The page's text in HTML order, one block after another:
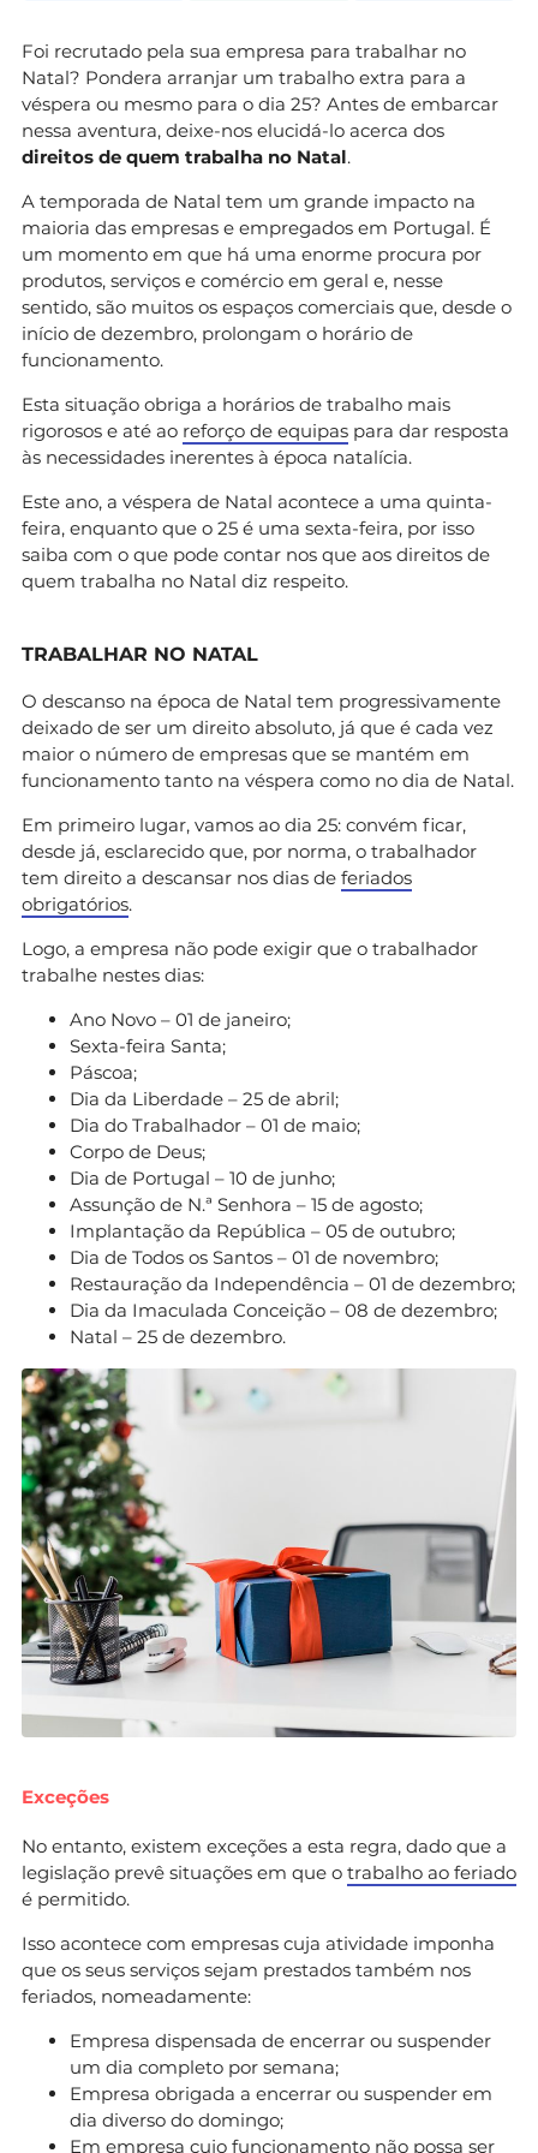
Foi recrutado pela sua empresa para trabalhar no
Natal? Pondera arranjar um trabalho extra para a
véspera ou mesmo para o dia 25? Antes de embarcar
nessa aventura, deixe-nos elucidá-lo acerca dos
direitos de quem trabalha no Natal.
A temporada de Natal tem um grande impacto na
maioria das empresas e empregados em Portugal. É
um momento em que há uma enorme procura por
produtos, serviços e comércio em geral e, nesse
sentido, são muitos os espaços comerciais que, desde o
início de dezembro, prolongam o horário de
funcionamento.
Esta situação obriga a horários de trabalho mais
rigorosos e até ao reforço de equipas para dar resposta
às necessidades inerentes à época natalícia.
Este ano, a véspera de Natal acontece a uma quinta-
feira, enquanto que o 25 é uma sexta-feira, por isso
saiba com o que pode contar nos que aos direitos de
quem trabalha no Natal diz respeito.
TRABALHAR NO NATAL
O descanso na época de Natal tem progressivamente
deixado de ser um direito absoluto, já que é cada vez
maior o número de empresas que se mantém em
funcionamento tanto na véspera como no dia de Natal.
Em primeiro lugar, vamos ao dia 25: convém ficar,
desde já, esclarecido que, por norma, o trabalhador
tem direito a descansar nos dias de feriados
obrigatórios.
Logo, a empresa não pode exigir que o trabalhador
trabalhe nestes dias:
Ano Novo – 01 de janeiro;
Sexta-feira Santa;
Páscoa;
Dia da Liberdade – 25 de abril;
Dia do Trabalhador – 01 de maio;
Corpo de Deus;
Dia de Portugal – 10 de junho;
Assunção de N.ª Senhora – 15 de agosto;
Implantação da República – 05 de outubro;
Dia de Todos os Santos – 01 de novembro;
Restauração da Independência – 01 de dezembro;
Dia da Imaculada Conceição – 08 de dezembro;
Natal – 25 de dezembro.
Exceções
No entanto, existem exceções a esta regra, dado que a
legislação prevê situações em que o trabalho ao feriado
é permitido.
Isso acontece com empresas cuja atividade imponha
que os seus serviços sejam prestados também nos
feriados, nomeadamente:
Empresa dispensada de encerrar ou suspender
um dia completo por semana;
Empresa obrigada a encerrar ou suspender em
dia diverso do domingo;
Em empresa cujo funcionamento não possa ser